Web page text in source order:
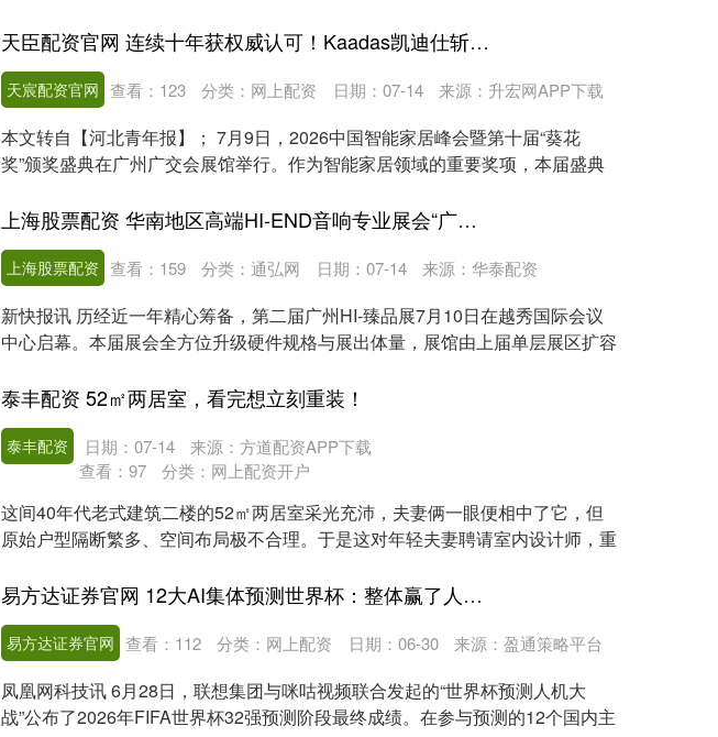
天臣配资官网 连续十年获权威认可！Kaadas凯迪仕斩获葵花奖多项大奖
天宸配资官网 日期：07-14 来源：升宏网APP下载
查看： 123 分类： 网上配资
本文转自【河北青年报】； 7月9日，2026中国智能家居峰会暨第十届“葵花
奖”颁奖盛典在广州广交会展馆举行。作为智能家居领域的重要奖项，本届盛典
上海股票配资 华南地区高端HI-END音响专业展会“广州HI-END臻品展”开幕
上海股票配资 日期：07-14 来源：华泰配资
查看： 159 分类： 通弘网
新快报讯 历经近一年精心筹备，第二届广州HI-臻品展7月10日在越秀国际会议
中心启幕。本届展会全方位升级硬件规格与展出体量，展馆由上届单层展区扩容
泰丰配资 52㎡两居室，看完想立刻重装！
泰丰配资 日期：07-14
来源：方道配资APP下载
查看： 97 分类： 网上配资开户
这间40年代老式建筑二楼的52㎡两居室采光充沛，夫妻俩一眼便相中了它，但
原始户型隔断繁多、空间布局极不合理。于是这对年轻夫妻聘请室内设计师，重
易方达证券官网 12大AI集体预测世界杯：整体赢了人类，却败给了一种结果
易方达证券官网 日期：06-30 来源：盈通策略平台
查看： 112 分类： 网上配资
凤凰网科技讯 6月28日，联想集团与咪咕视频联合发起的“世界杯预测人机大
战”公布了2026年FIFA世界杯32强预测阶段最终成绩。在参与预测的12个国内主